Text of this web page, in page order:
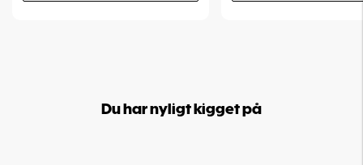
Du har nyligt kigget på